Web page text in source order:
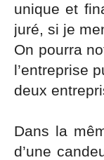
unique et
juré, si je
On pourra
l’entreprise
deux
Dans la
d’une